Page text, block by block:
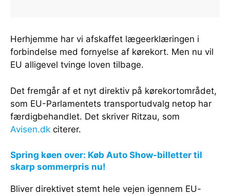
Herhjemme har vi afskaffet lægeerklæringen i
forbindelse med fornyelse af kørekort. Men nu vil
EU alligevel tvinge loven tilbage.
Det fremgår af et nyt direktiv på kørekortområdet,
som EU-Parlamentets transportudvalg netop har
færdigbehandlet. Det skriver Ritzau, som
Avisen.dk citerer.
Spring køen over: Køb Auto Show-billetter til
skarp sommerpris nu!
Bliver direktivet stemt hele vejen igennem EU-